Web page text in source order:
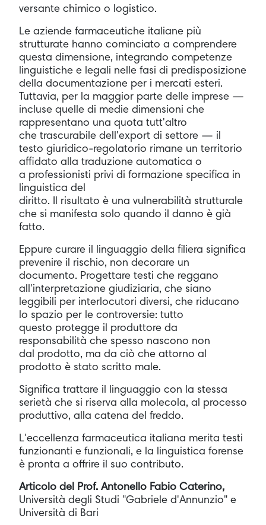
versante chimico o logistico.
Le aziende farmaceutiche italiane più
strutturate hanno cominciato a comprendere
questa dimensione, integrando competenze
linguistiche e legali nelle fasi di predisposizione
della documentazione per i mercati esteri.
Tuttavia, per la maggior parte delle imprese —
incluse quelle di medie dimensioni che
rappresentano una quota tutt'altro
che trascurabile dell'export di settore — il
testo giuridico-regolatorio rimane un territorio
affidato alla traduzione automatica o
a professionisti privi di formazione specifica in
linguistica del
diritto. Il risultato è una vulnerabilità strutturale
che si manifesta solo quando il danno è già
fatto.
Eppure curare il linguaggio della filiera significa
prevenire il rischio, non decorare un
documento. Progettare testi che reggano
all'interpretazione giudiziaria, che siano
leggibili per interlocutori diversi, che riducano
lo spazio per le controversie: tutto
questo protegge il produttore da
responsabilità che spesso nascono non
dal prodotto, ma da ciò che attorno al
prodotto è stato scritto male.
Significa trattare il linguaggio con la stessa
serietà che si riserva alla molecola, al processo
produttivo, alla catena del freddo.
L'eccellenza farmaceutica italiana merita testi
funzionanti e funzionali, e la linguistica forense
è pronta a offrire il suo contributo.
Articolo del Prof. Antonello Fabio Caterino,
Università degli Studi "Gabriele d'Annunzio" e
Università di Bari